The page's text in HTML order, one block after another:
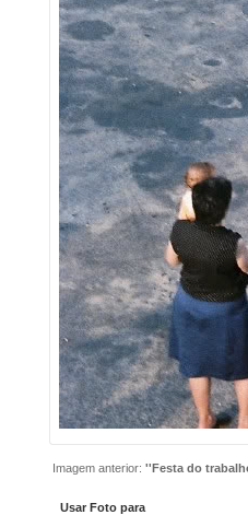
Imagem anterior:''Festa do
Usar Foto para